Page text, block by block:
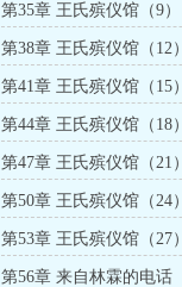
第35章 王氏殡仪馆（9）
第38章 王氏殡仪馆（12）
第41章 王氏殡仪馆（15）
第44章 王氏殡仪馆（18）
第47章 王氏殡仪馆（21）
第50章 王氏殡仪馆（24）
第53章 王氏殡仪馆（27）
第56章 来自林霖的电话